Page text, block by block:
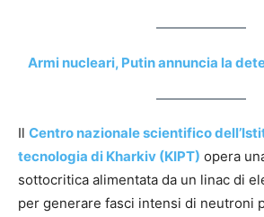
Armi nucleari, Putin annuncia la
Il Centro nazionale scientifico
tecnologia di Kharkiv (KIPT) opera
sottocritica alimentata da un linac di
per generare fasci intensi di neutroni